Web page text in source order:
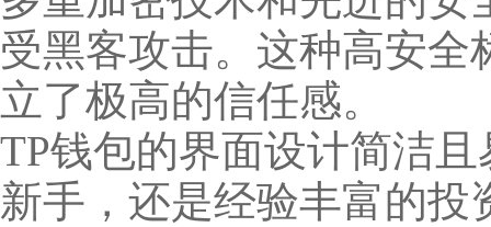
受黑客攻击。这种高安全
立了极高的信任感。
TP钱包的界面设计简洁
新手，还是经验丰富的投